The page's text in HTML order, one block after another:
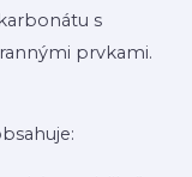
s
prvkami.